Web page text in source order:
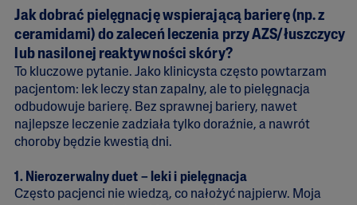
Jak dobrać pielęgnację wspierającą barierę (np. z
ceramidami) do zaleceń leczenia przy AZS/łuszczycy
lub nasilonej reaktywności skóry?
To kluczowe pytanie. Jako klinicysta często powtarzam
pacjentom: lek leczy stan zapalny, ale to pielęgnacja
odbudowuje barierę. Bez sprawnej bariery, nawet
najlepsze leczenie zadziała tylko doraźnie, a nawrót
choroby będzie kwestią dni.
1. Nierozerwalny duet – leki i pielęgnacja
Często pacjenci nie wiedzą, co nałożyć najpierw. Moja